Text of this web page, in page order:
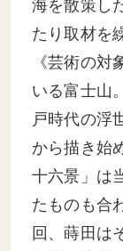
海を散策し
たり取材を
《芸術の
いる富士山
戸時代の浮
から描き始
十六景」は
たものも合
回、蒔田は